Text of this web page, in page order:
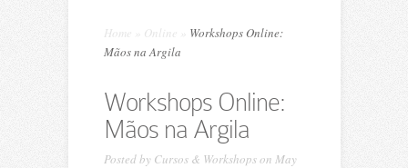
Home Online
Workshops Online:
Mãos na Argila
Workshops Online:
Mãos na Argila
Posted by Cursos & Workshopson May